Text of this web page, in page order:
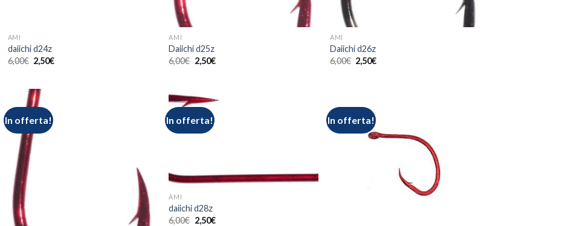
AMI
daiichi d24z
6,00€ 2,50€
AMI
Daiichi d25z
6,00€ 2,50€
AMI
Daiichi d26z
6,00€ 2,50€
In offerta! In offerta!
AMI
daiichi d28z
6,00€ 2,50€
In offerta!